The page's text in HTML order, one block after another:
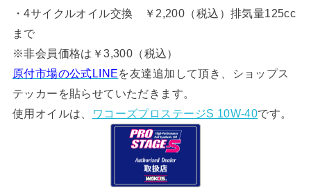
・4サイクルオイル交換 ￥2,200（税込）排気量125cc
まで
※非会員価格は￥3,300（税込）
原付市場の公式LINEを友達追加して頂き、ショップス
テッカーを貼らせていただきます。
使用オイルは、
ワコーズプロステージS 10W-40です。